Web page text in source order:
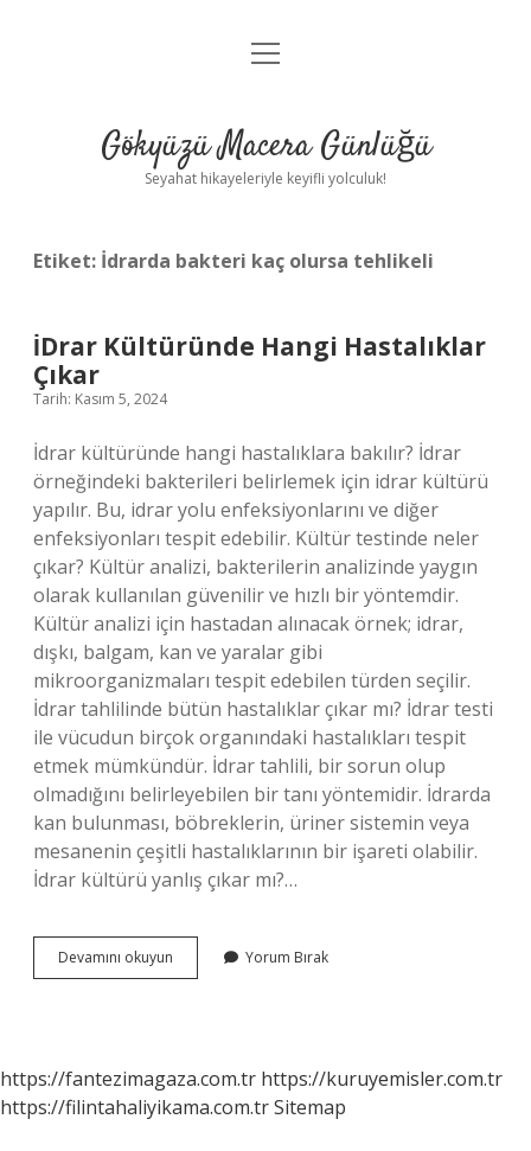
Anasayfa
Yasal Uyarı
menüyü
Gökyüzü Macera Günlüğü
Seyahat hikayeleriyle keyifli yolculuk!
Etiket: İdrarda bakteri kaç olursa tehlikeli
İDrar Kültüründe Hangi Hastalıklar
Çıkar
Tarih: Kasım 5, 2024
İdrar kültüründe hangi hastalıklara bakılır? İdrar
örneğindeki bakterileri belirlemek için idrar kültürü
yapılır. Bu, idrar yolu enfeksiyonlarını ve diğer
enfeksiyonları tespit edebilir. Kültür testinde neler
çıkar? Kültür analizi, bakterilerin analizinde yaygın
olarak kullanılan güvenilir ve hızlı bir yöntemdir.
Kültür analizi için hastadan alınacak örnek; idrar,
dışkı, balgam, kan ve yaralar gibi
mikroorganizmaları tespit edebilen türden seçilir.
İdrar tahlilinde bütün hastalıklar çıkar mı? İdrar testi
ile vücudun birçok organındaki hastalıkları tespit
etmek mümkündür. İdrar tahlili, bir sorun olup
olmadığını belirleyebilen bir tanı yöntemidir. İdrarda
kan bulunması, böbreklerin, üriner sistemin veya
mesanenin çeşitli hastalıklarının bir işareti olabilir.
İdrar kültürü yanlış çıkar mı?…
Devamını okuyun
Kültüründe
Yorum Bırak
https://fantezimagaza.com.tr https://kuruyemisler.com.tr
https://filintahaliyikama.com.trSitemap